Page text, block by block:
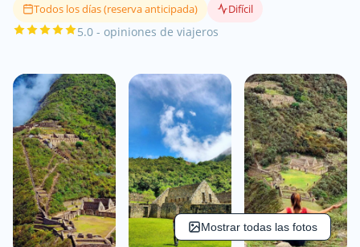
Todos los días (reserva anticipada)
Difícil
5.0 - opiniones de viajeros
Mostrar todas las fotos